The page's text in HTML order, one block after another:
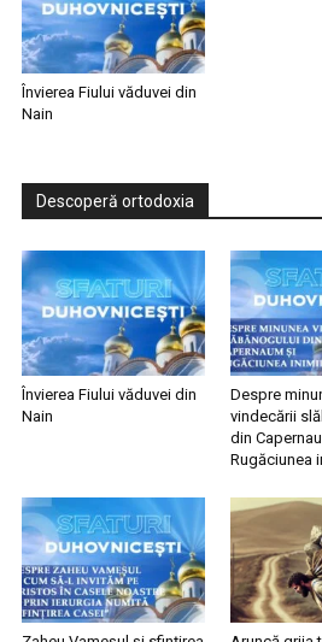
Învierea Fiului văduvei din
Nain
Descoperă ortodoxia
Învierea Fiului văduvei din
Nain
Despre
vindecării
din
Rugăciunea